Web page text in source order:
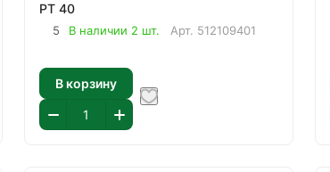
PT 40
5 В наличии 2 шт. Арт. 512109401
В корзину